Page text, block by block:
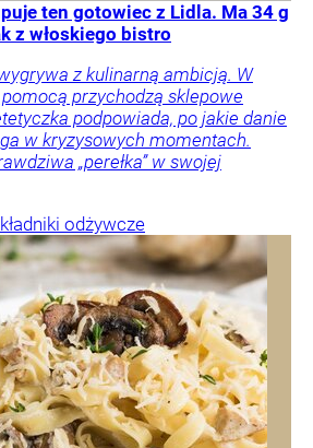
ten gotowiec z Lidla. Ma 34 g
z włoskiego bistro
z kulinarną ambicją. W
przychodzą sklepowe
podpowiada, po jakie danie
w kryzysowych momentach.
„perełka” w swojej
odżywcze